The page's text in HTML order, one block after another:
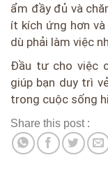
ẩm đầy đủ và
ít kích ứng hơn
dù phải làm việc
Đầu tư cho việc
giúp bạn duy trì
trong cuộc sống
Share this post :